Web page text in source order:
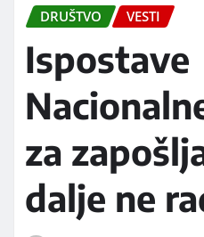
DRUŠTVO VESTI
Ispostave
za
dalje ne